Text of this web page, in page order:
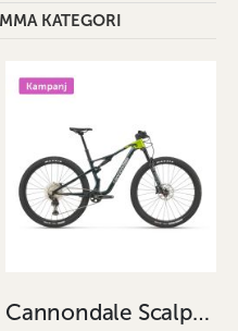
KATEGORI
Cannondale Scalpel 3 Svart